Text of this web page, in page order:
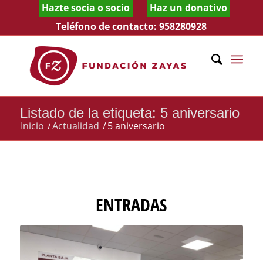
Hazte socia o socio
Haz un donativo
Teléfono de contacto:958280928
Listado de la etiqueta: 5 aniversario
Inicio /Actualidad /5 aniversario
ENTRADAS